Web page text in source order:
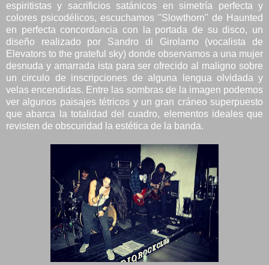
espiritistas y sacrificios satánicos en simetría perfecta y
colores psicodélicos, escuchamos "Slowthorn" de Haunted
en perfecta concordancia con la portada de su disco, un
diseño realizado por Sandro di Girolamo (vocalista de
Elevators to the grateful sky) donde observamos a una mujer
desnuda y amarrada ista para ser ofrecido al maligno sobre
un circulo de inscripciones de alguna lengua olvidada y
velas encendidas. Entre las sombras de la imagen podemos
ver algunos paisajes tétricos y un gran cráneo superpuesto
que abarca la totalidad del cuadro, elementos ideales que
revisten de obscuridad la estética de la banda.